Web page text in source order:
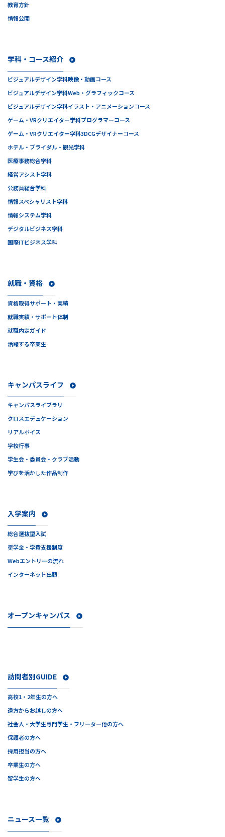
教育方針
情報公開
学科・コース紹介
ビジュアルデザイン学科映像・動画コース
ビジュアルデザイン学科Web・グラフィックコース
ビジュアルデザイン学科イラスト・アニメーションコース
ゲーム・VRクリエイター学科プログラマーコース
ゲーム・VRクリエイター学科3DCGデザイナーコース
ホテル・ブライダル・観光学科
医療事務総合学科
経営アシスト学科
公務員総合学科
情報スペシャリスト学科
情報システム学科
デジタルビジネス学科
国際ITビジネス学科
就職・資格
資格取得サポート・実績
就職実績・サポート体制
就職内定ガイド
活躍する卒業生
入学案内
総合選抜型入試
奨学金・学費支援制度
Webエントリーの流れ
インターネット出願
訪問者別GUIDE
高校1・2年生の方へ
遠方からお越しの方へ
社会人・大学生専門学生・フリーター他の方へ
保護者の方へ
採用担当の方へ
卒業生の方へ
留学生の方へ
キャンパスライフ
キャンパスライブラリ
クロスエデュケーション
リアルボイス
学校行事
学生会・委員会・クラブ活動
学びを活かした作品制作
オープンキャンパス
ニュース一覧